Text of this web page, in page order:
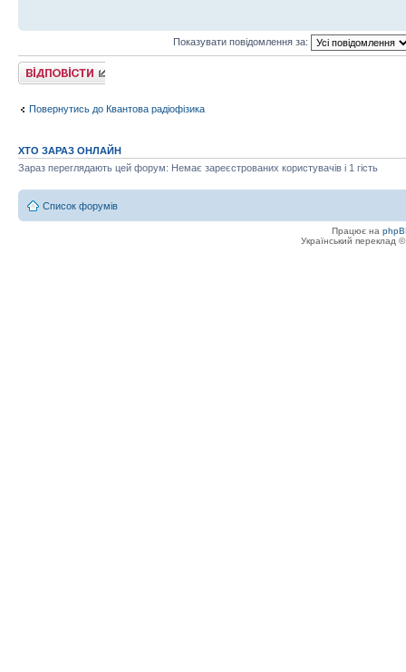
Показувати повідомлення за:
Відповісти
Повернутись до Квантова радіофізика
ХТО ЗАРАЗ ОНЛАЙН
Зараз переглядають цей форум: Немає зареєстрованих користувачів і 1 гість
Список форумів
Працює на
Український переклад